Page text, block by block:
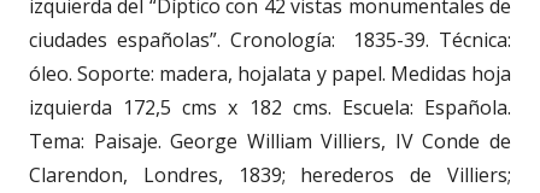
izquierda del “Díptico con 42 vistas monumentales de
ciudades españolas”. Cronología: 1835-39. Técnica:
óleo. Soporte: madera, hojalata y papel. Medidas hoja
izquierda 172,5 cms x 182 cms. Escuela: Española.
Tema: Paisaje. George William Villiers, IV Conde de
Clarendon, Londres, 1839; herederos de Villiers;